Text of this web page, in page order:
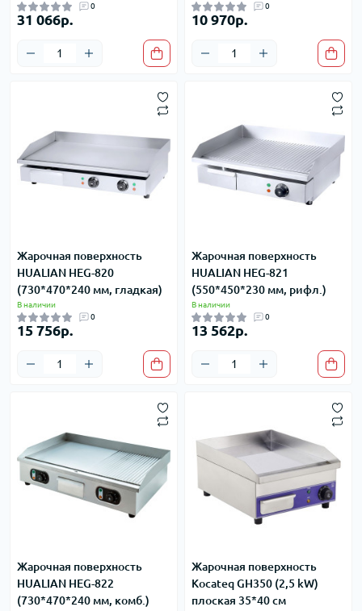
0
31 066р.
0
10 970р.
Жарочная поверхность
HUALIAN HEG-820
(730*470*240 мм, гладкая)
В наличии
0
15 756р.
Жарочная поверхность
HUALIAN HEG-821
(550*450*230 мм, рифл.)
В наличии
0
13 562р.
Жарочная поверхность
HUALIAN HEG-822
(730*470*240 мм, комб.)
Жарочная поверхность
Kocateq GH350 (2,5 kW)
плоская 35*40 см